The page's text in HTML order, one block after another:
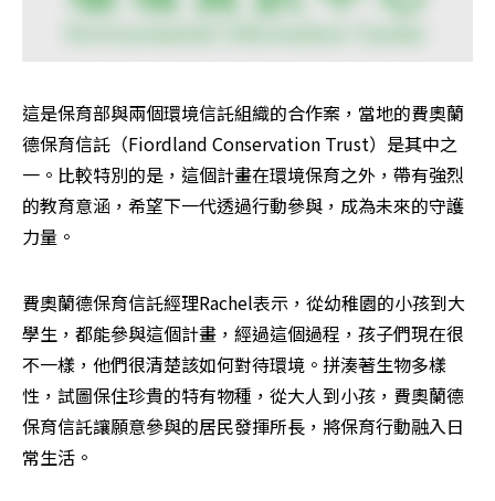
這是保育部與兩個環境信託組織的合作案，當地的費奧蘭
德保育信託（Fiordland Conservation Trust）是其中之
一。比較特別的是，這個計畫在環境保育之外，帶有強烈
的教育意涵，希望下一代透過行動參與，成為未來的守護
力量。
費奧蘭德保育信託經理Rachel表示，從幼稚園的小孩到大
學生，都能參與這個計畫，經過這個過程，孩子們現在很
不一樣，他們很清楚該如何對待環境。拼湊著生物多樣
性，試圖保住珍貴的特有物種，從大人到小孩，費奧蘭德
保育信託讓願意參與的居民發揮所長，將保育行動融入日
常生活。